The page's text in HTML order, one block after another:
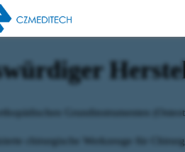
Grundinstrumenten
chirurgische Werkzeuge für